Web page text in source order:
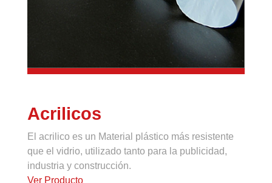
Acrilicos
El acrilico es un Material plástico más resistente
que el vidrio, utilizado tanto para la publicidad,
industria y construcción.
Ver Producto